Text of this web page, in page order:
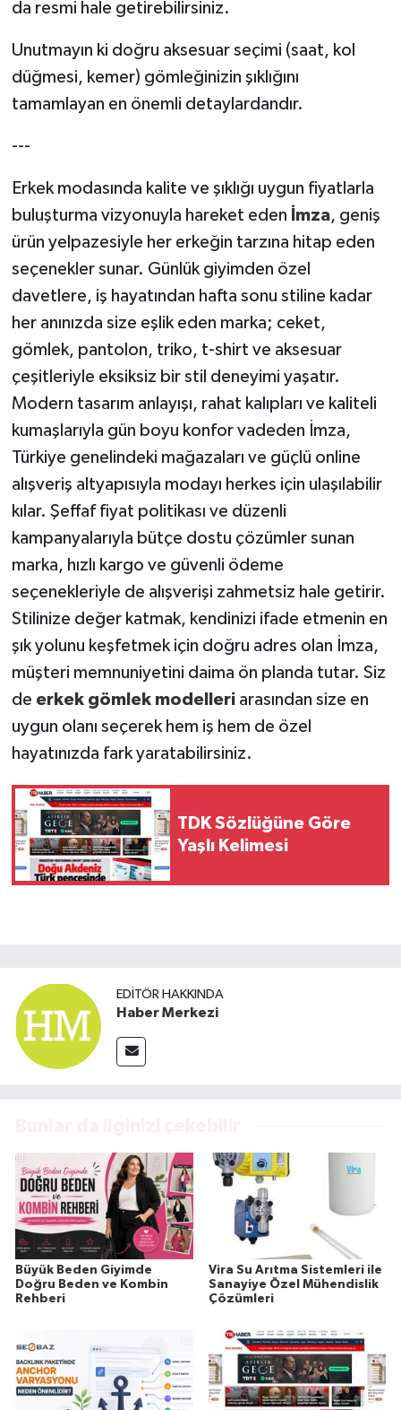
da resmi hale getirebilirsiniz.
Unutmayın ki doğru aksesuar seçimi (saat, kol
düğmesi, kemer) gömleğinizin şıklığını
tamamlayan en önemli detaylardandır.
---
Erkek modasında kalite ve şıklığı uygun fiyatlarla
buluşturma vizyonuyla hareket eden İmza, geniş
ürün yelpazesiyle her erkeğin tarzına hitap eden
seçenekler sunar. Günlük giyimden özel
davetlere, iş hayatından hafta sonu stiline kadar
her anınızda size eşlik eden marka; ceket,
gömlek, pantolon, triko, t-shirt ve aksesuar
çeşitleriyle eksiksiz bir stil deneyimi yaşatır.
Modern tasarım anlayışı, rahat kalıpları ve kaliteli
kumaşlarıyla gün boyu konfor vadeden İmza,
Türkiye genelindeki mağazaları ve güçlü online
alışveriş altyapısıyla modayı herkes için ulaşılabilir
kılar. Şeffaf fiyat politikası ve düzenli
kampanyalarıyla bütçe dostu çözümler sunan
marka, hızlı kargo ve güvenli ödeme
seçenekleriyle de alışverişi zahmetsiz hale getirir.
Stilinize değer katmak, kendinizi ifade etmenin en
şık yolunu keşfetmek için doğru adres olan İmza,
müşteri memnuniyetini daima ön planda tutar. Siz
de erkek gömlek modelleriarasından size en
uygun olanı seçerek hem iş hem de özel
hayatınızda fark yaratabilirsiniz.
TDK Sözlüğüne Göre
Yaşlı Kelimesi
EDITÖR HAKKINDA
Haber Merkezi
Büyük Beden Giyimde
Doğru Beden ve Kombin
Rehberi
Vira Su Arıtma Sistemleri ile
Sanayiye Özel Mühendislik
Çözümleri